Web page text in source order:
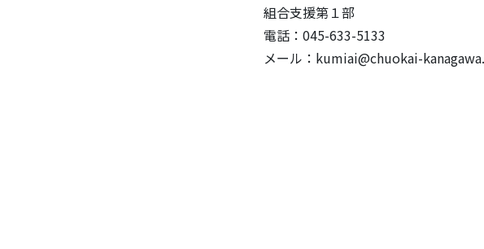
組合支援第１部
電話：045-633-5133
メール：kumiai@chuokai-